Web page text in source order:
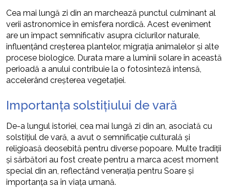
Cea mai lungă zi din an marchează punctul culminant al
verii astronomice în emisfera nordică. Acest eveniment
are un impact semnificativ asupra ciclurilor naturale,
influențând creșterea plantelor, migrația animalelor și alte
procese biologice. Durata mare a luminii solare în această
perioadă a anului contribuie la o fotosinteză intensă,
accelerând creșterea vegetației.
Importanța solstițiului de vară
De-a lungul istoriei, cea mai lungă zi din an, asociată cu
solstițiul de vară, a avut o semnificație culturală și
religioasă deosebită pentru diverse popoare. Multe tradiții
și sărbători au fost create pentru a marca acest moment
special din an, reflectând venerația pentru Soare și
importanța sa în viața umană.